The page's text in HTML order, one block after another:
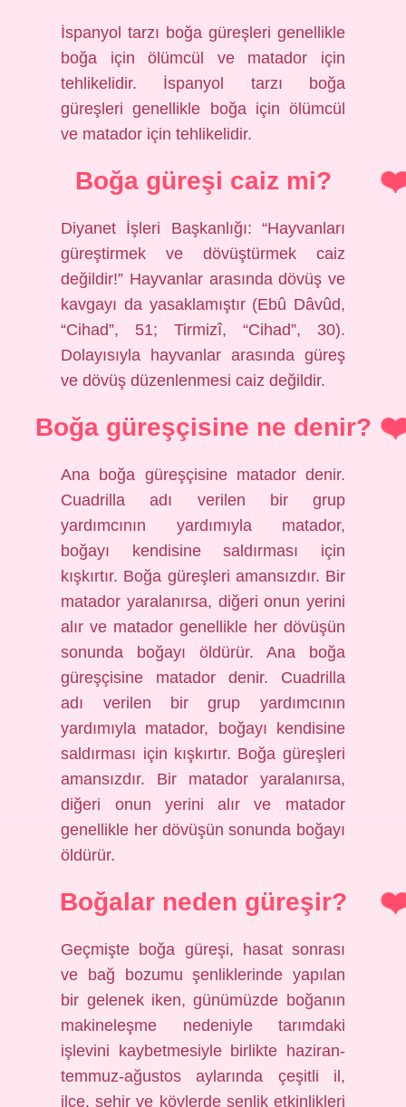
İspanyol tarzı boğa güreşleri genellikle
boğa için ölümcül ve matador için
tehlikelidir. İspanyol tarzı boğa
güreşleri genellikle boğa için ölümcül
ve matador için tehlikelidir.
Boğa güreşi caiz mi?
Diyanet İşleri Başkanlığı: “Hayvanları
güreştirmek ve dövüştürmek caiz
değildir!” Hayvanlar arasında dövüş ve
kavgayı da yasaklamıştır (Ebû Dâvûd,
“Cihad”, 51; Tirmizî, “Cihad”, 30).
Dolayısıyla hayvanlar arasında güreş
ve dövüş düzenlenmesi caiz değildir.
Boğa güreşçisine ne denir?
Ana boğa güreşçisine matador denir.
Cuadrilla adı verilen bir grup
yardımcının yardımıyla matador,
boğayı kendisine saldırması için
kışkırtır. Boğa güreşleri amansızdır. Bir
matador yaralanırsa, diğeri onun yerini
alır ve matador genellikle her dövüşün
sonunda boğayı öldürür. Ana boğa
güreşçisine matador denir. Cuadrilla
adı verilen bir grup yardımcının
yardımıyla matador, boğayı kendisine
saldırması için kışkırtır. Boğa güreşleri
amansızdır. Bir matador yaralanırsa,
diğeri onun yerini alır ve matador
genellikle her dövüşün sonunda boğayı
öldürür.
Boğalar neden güreşir?
Geçmişte boğa güreşi, hasat sonrası
ve bağ bozumu şenliklerinde yapılan
bir gelenek iken, günümüzde boğanın
makineleşme nedeniyle tarımdaki
işlevini kaybetmesiyle birlikte haziran-
temmuz-ağustos aylarında çeşitli il,
ilçe, şehir ve köylerde şenlik etkinlikleri